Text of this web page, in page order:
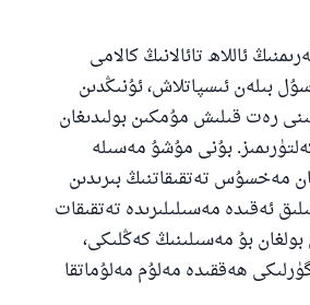
ئاللاھ تائالانىڭ كالامى
بىلەن ئىسپاتلاش، ئۇنىڭدىن
رەت قىلىش مۇمكىن بولىدىغان
بۇنى مۇشۇ مەسىلە
مەخسۇس تەتقىقاتنىڭ بىرىدىن
ئەقىدە مەسىلىلىرىدە تەتقىقات
بۇ مەسىلىنىڭ كەڭلىكى،
ھەققىدە مەلۇم مەلۇماتقا